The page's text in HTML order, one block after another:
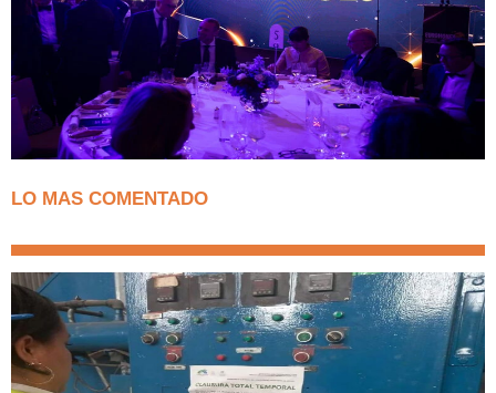
LO MAS COMENTADO